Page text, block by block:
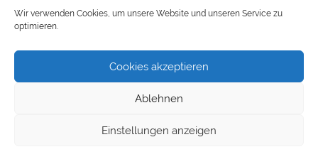
Wir verwenden Cookies, um unsere Website und unseren Service zu
optimieren.
Cookies akzeptieren
Ablehnen
Einstellungen anzeigen
b. die Verarbeitung unrechtmäßig ist und Sie die
Löschung der personenbezogenen Daten ablehnen
und stattdessen die Einschränkung der Nutzung der
personenbezogenen Daten verlangen;
Daten für die Zwecke der Verarbeitung nicht länger